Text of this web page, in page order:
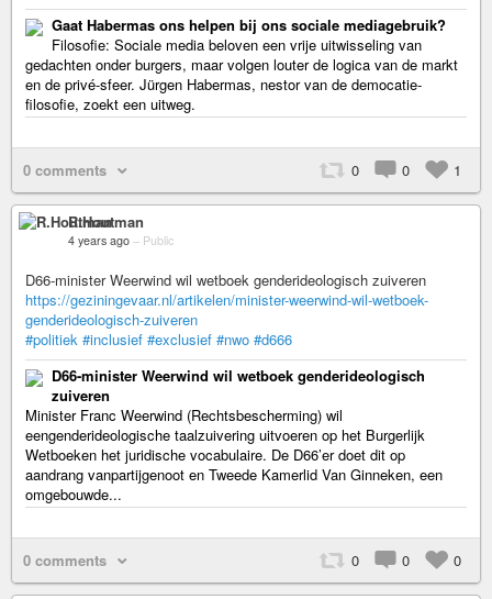
Gaat Habermas ons helpen bij ons sociale mediagebruik?
Filosofie: Sociale media beloven een vrije uitwisseling van
gedachten onder burgers, maar volgen louter de logica van de markt
en de privé-sfeer. Jürgen Habermas, nestor van de democatie-
filosofie, zoekt een uitweg.
0 comments 0 0 1
R.Houtman
4 years ago – Public
D66-minister Weerwind wil wetboek genderideologisch zuiveren
https://geziningevaar.nl/artikelen/minister-weerwind-wil-wetboek-
genderideologisch-zuiveren
#politiek #inclusief #exclusief #nwo #d666
D66-minister Weerwind wil wetboek genderideologisch
zuiveren
Minister Franc Weerwind (Rechtsbescherming) wil
eengenderideologische taalzuivering uitvoeren op het Burgerlijk
Wetboeken het juridische vocabulaire. De D66’er doet dit op
aandrang vanpartijgenoot en Tweede Kamerlid Van Ginneken, een
omgebouwde...
0 comments 0 0 0